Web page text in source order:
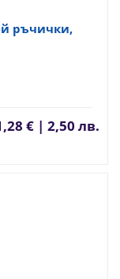
ръчички,
€ | 2,50 лв.